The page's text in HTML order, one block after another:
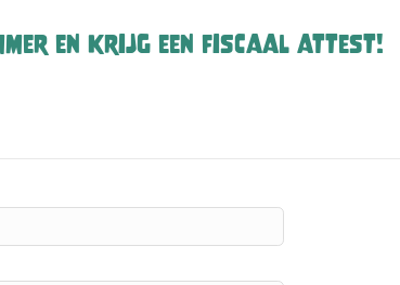
en krijg een fiscaal attest!